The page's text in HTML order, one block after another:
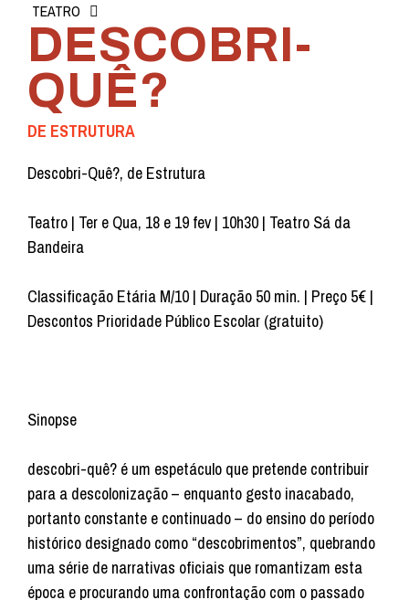
TEATRO
DESCOBRI-
QUÊ?
DE ESTRUTURA
Descobri-Quê?, de Estrutura
Teatro | Ter e Qua, 18 e 19 fev | 10h30 | Teatro Sá da
Bandeira
Classificação Etária M/10 | Duração 50 min. | Preço 5€ |
Descontos Prioridade Público Escolar (gratuito)
Sinopse
descobri-quê? é um espetáculo que pretende contribuir
para a descolonização – enquanto gesto inacabado,
portanto constante e continuado – do ensino do período
histórico designado como “descobrimentos”, quebrando
uma série de narrativas oficiais que romantizam esta
época e procurando uma confrontação com o passado